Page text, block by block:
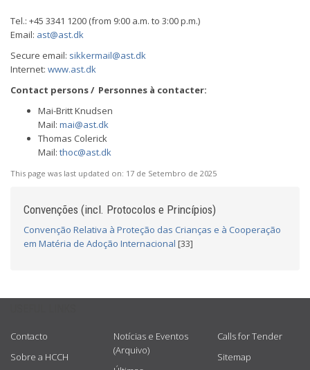
Tel.: +45 3341 1200 (from 9:00 a.m. to 3:00 p.m.)
Email: ast@ast.dk
Secure email: sikkermail@ast.dk
Internet: www.ast.dk
Contact persons / Personnes à contacter:
Mai-Britt Knudsen
Mail: mai@ast.dk
Thomas Colerick
Mail: thoc@ast.dk
This page was last updated on: 17 de Setembro de 2025
Convenções (incl. Protocolos e Princípios)
Convenção Relativa à Proteção das Crianças e à Cooperação
em Matéria de Adoção Internacional [33]
Contacto
Sobre a HCCH
Notícias e Eventos
(Arquivo)
Calls for Tender
Sitemap